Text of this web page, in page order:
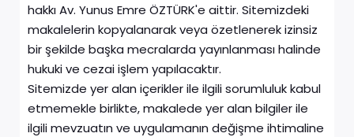
hakkı Av. Yunus Emre ÖZTÜRK'e aittir. Sitemizdeki
makalelerin kopyalanarak veya özetlenerek izinsiz
bir şekilde başka mecralarda yayınlanması halinde
hukuki ve cezai işlem yapılacaktır.
Sitemizde yer alan içerikler ile ilgili sorumluluk kabul
etmemekle birlikte, makalede yer alan bilgiler ile
ilgili mevzuatın ve uygulamanın değişme ihtimaline